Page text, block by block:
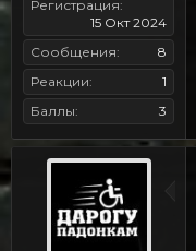
Регистрация
15 Окт 2024
Сообщения
8
Реакции
1
Баллы
3